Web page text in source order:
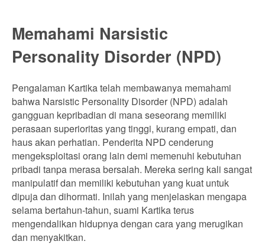
Memahami Narsistic
Personality Disorder (NPD)
Pengalaman Kartika telah membawanya memahami
bahwa Narsistic Personality Disorder (NPD) adalah
gangguan kepribadian di mana seseorang memiliki
perasaan superioritas yang tinggi, kurang empati, dan
haus akan perhatian. Penderita NPD cenderung
mengeksploitasi orang lain demi memenuhi kebutuhan
pribadi tanpa merasa bersalah. Mereka sering kali sangat
manipulatif dan memiliki kebutuhan yang kuat untuk
dipuja dan dihormati. Inilah yang menjelaskan mengapa
selama bertahun-tahun, suami Kartika terus
mengendalikan hidupnya dengan cara yang merugikan
dan menyakitkan.